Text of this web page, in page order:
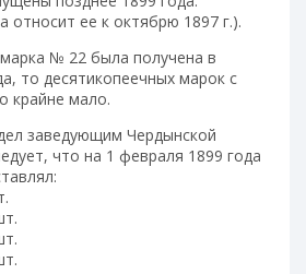
относит ее к октябрю 1897 г.).
№ 22 была получена в
то десятикопеечных марок с
крайне мало.
заведующим Чердынской
что на 1 февраля 1899 года